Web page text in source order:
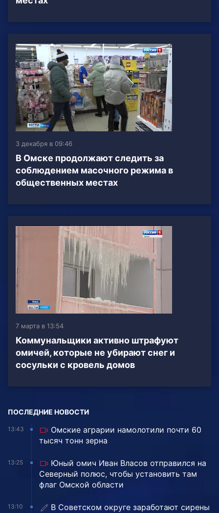
3 декабря в 09:46
В Омске продолжают следить за
соблюдением масочного режима в
общественных местах
7 марта в 13:54
Коммунальщики активно штрафуют
омичей, которые не убирают снег и
сосульки с кровель домов
ПОСЛЕДНИЕ НОВОСТИ
13:43
Омские аграрии намолотили почти 60
тысяч тонн зерна
13:25
Юный омич Иван Власов отправился на
Северный полюс, чтобы установить там
флаг Омской области
13:10 В Советском округе заработают сирены